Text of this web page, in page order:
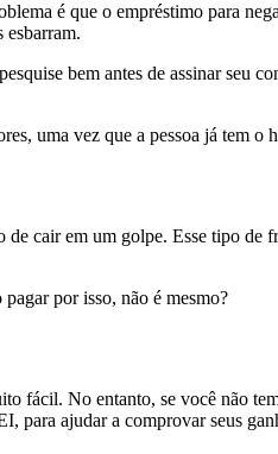
é que o empréstimo para
esbarram.
bem antes de assinar seu
uma vez que a pessoa já tem o
de cair em um golpe. Esse tipo de
por isso, não é mesmo?
fácil. No entanto, se você não
para ajudar a comprovar seus